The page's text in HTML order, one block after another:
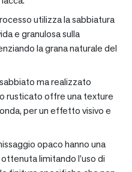
utilizza la sabbiatura
e granulosa sulla
la grana naturale del
ma realizzato
rusticato offre una texture
per un effetto visivo e
opaco hanno una
limitando l’uso di